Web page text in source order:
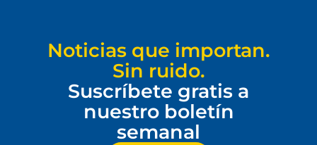
Noticias que importan.
Sin ruido.
Suscríbete gratis a
nuestro boletín
semanal